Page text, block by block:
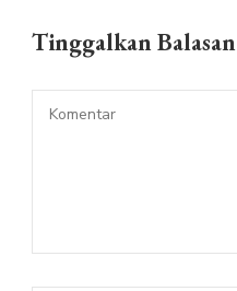
Tinggalkan Balasan